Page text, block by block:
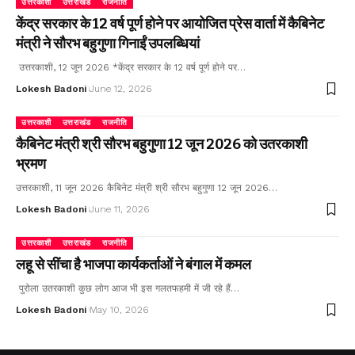
उत्तरकाशी उत्तराखंड राजनीति
केंद्र सरकार के 12 वर्ष पूर्ण होने पर आयोजित प्रेस वार्ता में कैबिनेट
मंत्री ने सौरभ बहुगुणा गिनाईं उपलब्धियां
उत्तरकाशी, 12 जून 2026 *केंद्र सरकार के 12 वर्ष पूर्ण होने पर…
Lokesh Badoni June 12, 2026
उत्तरकाशी उत्तराखंड राजनीति
कैबिनेट मंत्री श्री सौरभ बहुगुणा 12 जून 2026 को उतरकाशी
भ्रमण
उत्तरकाशी, 11 जून 2026 कैबिनेट मंत्री श्री सौरभ बहुगुणा 12 जून 2026…
Lokesh Badoni June 11, 2026
उत्तरकाशी उत्तराखंड राजनीति
लहू से सींचा है भाजपा कार्यकर्ताओं ने बंगाल में कमल
पुरोला उतरकाशी कुछ लोग आज भी इस गलतफहमी में जी रहे हैं…
Lokesh Badoni May 10, 2026